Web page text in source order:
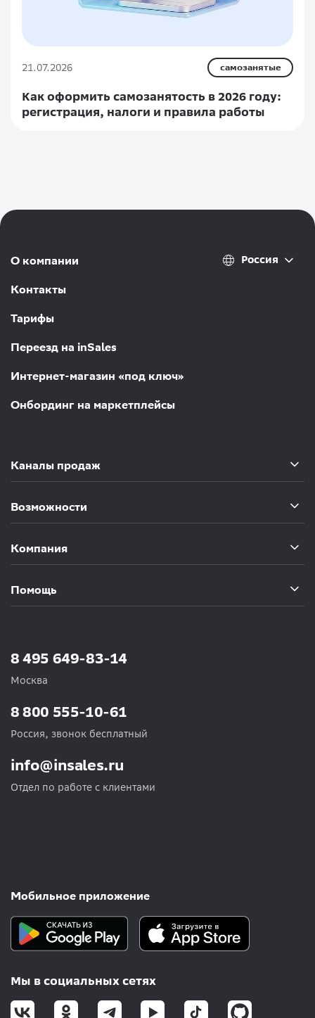
21.07.2026 самозанятые
Как оформить самозанятость в 2026 году:
регистрация, налоги и правила работы
О компании
Контакты
Тарифы
Переезд на inSales
Интернет-магазин «под ключ»
Онбординг на маркетплейсы
Россия
Каналы продаж
Возможности
Компания
Помощь
8 495 649-83-14
Москва
info@insales.ru
Отдел по работе с клиентами
8 800 555-10-61
Россия, звонок бесплатный
Мобильное приложение
Мы в социальных сетях